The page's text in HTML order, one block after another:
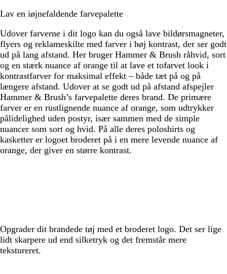
Lav en iøjnefaldende farvepalette
Udover farverne i dit logo kan du også lave bildørsmagneter,
flyers og reklameskilte med farver i høj kontrast, der ser godt
ud på lang afstand. Her bruger Hammer & Brush råhvid, sort
og en stærk nuance af orange til at lave et tofarvet look i
kontrastfarver for maksimal effekt – både tæt på og på
længere afstand. Udover at se godt ud på afstand afspejler
Hammer & Brush’s farvepalette deres brand. De primære
farver er en rustlignende nuance af orange, som udtrykker
pålidelighed uden postyr, især sammen med de simple
nuancer som sort og hvid. På alle deres poloshirts og
kasketter er logoet broderet på i en mere levende nuance af
orange, der giver en større kontrast.
Opgrader dit brandede tøj med et broderet logo. Det ser lige
lidt skarpere ud end silketryk og det fremstår mere
tekstureret.